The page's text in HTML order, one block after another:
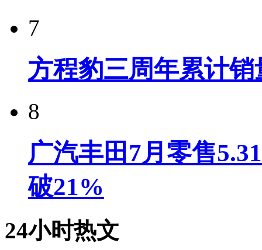
7
方程豹三周年累计
8
广汽丰田7月零售
破21%
24小时热文